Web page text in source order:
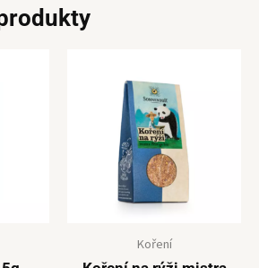
Koření